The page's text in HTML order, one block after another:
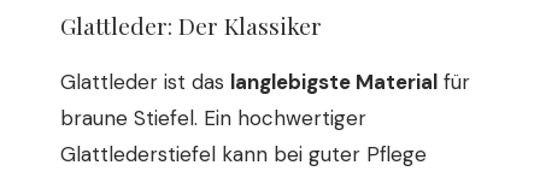
Glattleder: Der Klassiker
Glattleder ist das langlebigste Material für
braune Stiefel. Ein hochwertiger
Glattlederstiefel kann bei guter Pflege